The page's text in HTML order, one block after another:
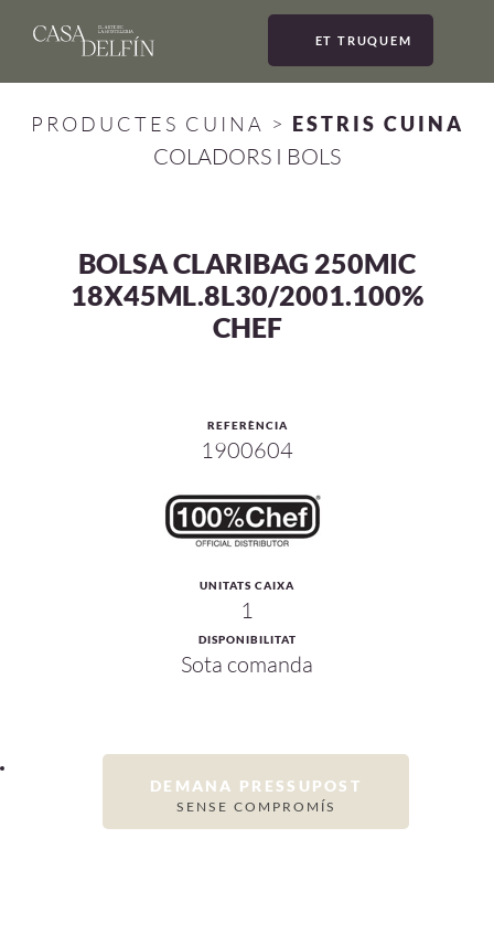
ET TRUQUEM
PRODUCTES CUINA > ESTRIS CUINA
COLADORS I BOLS
BOLSA CLARIBAG 250MIC
18X45ML.8L30/2001.100%
CHEF
REFERÈNCIA
1900604
UNITATS CAIXA
1
DISPONIBILITAT
Sota comanda
DEMANA PRESSUPOST
SENSE COMPROMÍS